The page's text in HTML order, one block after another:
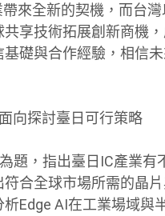
來全新的契機，而台
享技術拓展創新商機
礎與合作經驗，相信
向探討臺日可行策略
題，指出臺日IC產業有
合全球市場所需的晶片
Edge AI在工業場域與